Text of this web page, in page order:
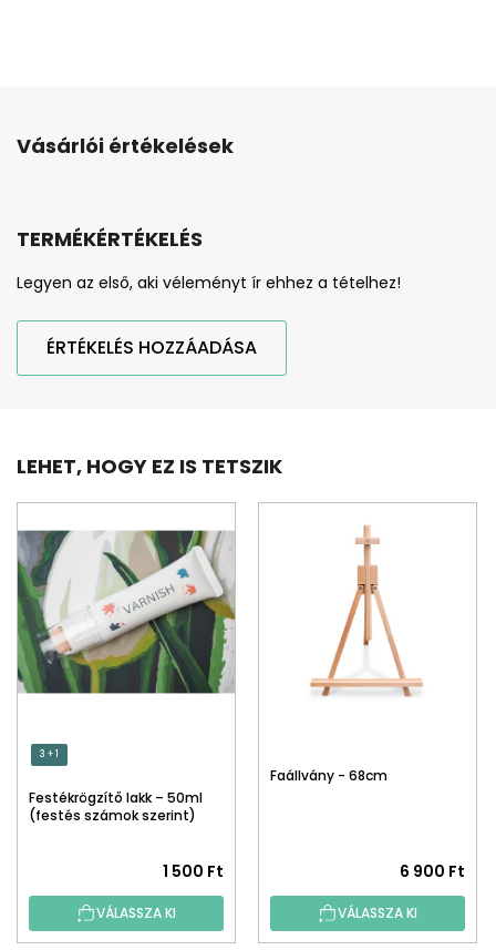
Vásárlói értékelések
TERMÉKÉRTÉKELÉS
Legyen az első, aki véleményt ír ehhez a tételhez!
ÉRTÉKELÉS HOZZÁADÁSA
LEHET, HOGY EZ IS TETSZIK
3 + 1
Festékrögzítő lakk – 50ml
(festés számok szerint)
1 500 Ft
VÁLASSZA KI
Faállvány - 68cm
6 900 Ft
VÁLASSZA KI